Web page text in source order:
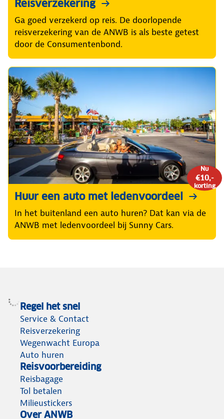
Reisverzekering
Ga goed verzekerd op reis. De doorlopende
reisverzekering van de ANWB is als beste getest
door de Consumentenbond.
Nu
€10,-
korting
Huur een auto met ledenvoordeel
In het buitenland een auto huren? Dat kan via de
ANWB met ledenvoordeel bij Sunny Cars.
Regel het snel
Service & Contact
Reisverzekering
Wegenwacht Europa
Auto huren
Reisvoorbereiding
Reisbagage
Tol betalen
Milieustickers
Over ANWB